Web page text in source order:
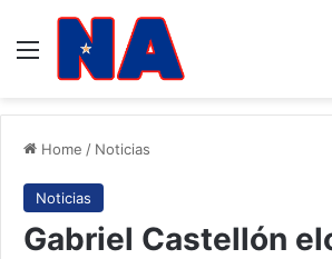
Menu
Home / Noticias
Noticias
Gabriel Castellón